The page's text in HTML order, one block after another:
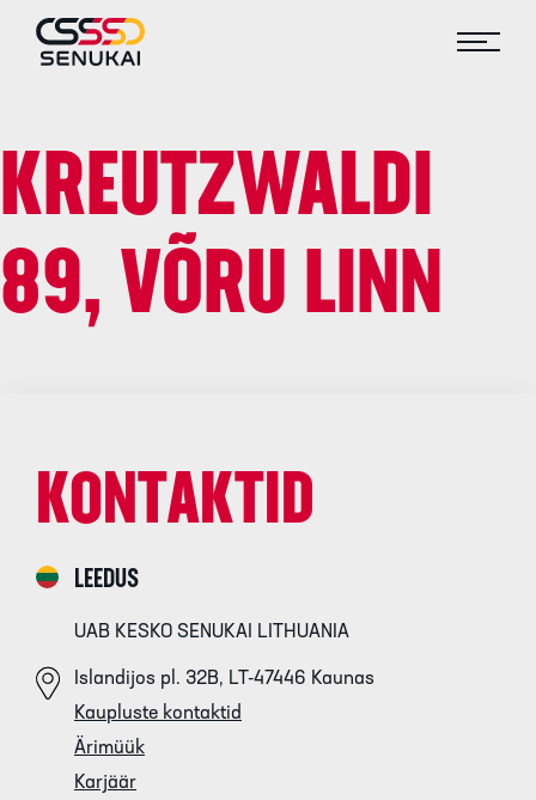
KREUTZWALDI
89, VÕRU LINN
KONTAKTID
LEEDUS
UAB KESKO SENUKAI LITHUANIA
Islandijos pl. 32B, LT-47446 Kaunas
Kaupluste kontaktid
Ärimüük
Karjäär